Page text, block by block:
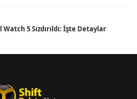
5 Sızdırıldı: İşte Detaylar